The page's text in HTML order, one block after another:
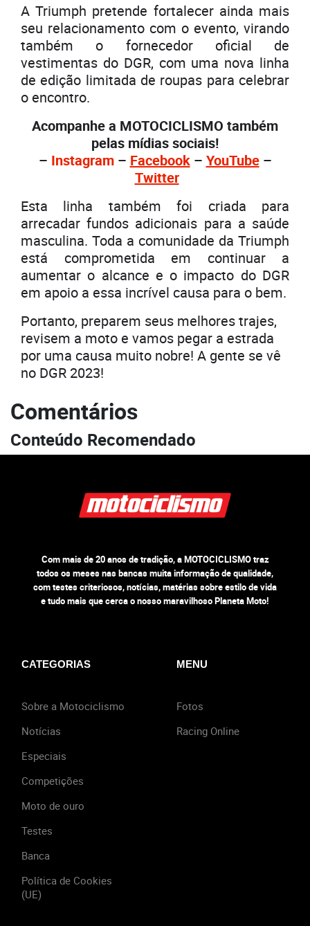
A Triumph pretende fortalecer ainda mais
seu relacionamento com o evento, virando
também o fornecedor oficial de
vestimentas do DGR, com uma nova linha
de edição limitada de roupas para celebrar
o encontro.
Acompanhe a MOTOCICLISMO também
pelas mídias sociais!
– Instagram– Facebook– YouTube–
Twitter
Esta linha também foi criada para
arrecadar fundos adicionais para a saúde
masculina. Toda a comunidade da Triumph
está comprometida em continuar a
aumentar o alcance e o impacto do DGR
em apoio a essa incrível causa para o bem.
Portanto, preparem seus melhores trajes,
revisem a moto e vamos pegar a estrada
por uma causa muito nobre! A gente se vê
no DGR 2023!
Comentários
Conteúdo Recomendado
Com mais de 20 anos de tradição, a MOTOCICLISMO traz
todos os meses nas bancas muita informação de qualidade,
com testes criteriosos, notícias, matérias sobre estilo de vida
e tudo mais que cerca o nosso maravilhoso Planeta Moto!
CATEGORIAS
Sobre a Motociclismo
Notícias
Especiais
Competições
Moto de ouro
Testes
Banca
Política de Cookies
(UE)
MENU
Fotos
Racing Online